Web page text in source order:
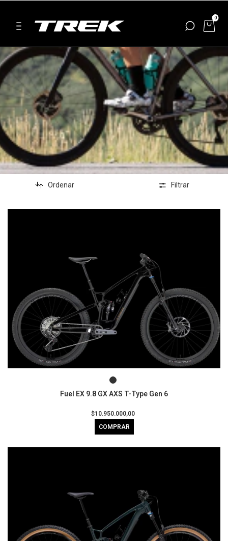
0
Ordenar Filtrar
Fuel EX 9.8 GX AXS T-Type Gen 6
$10.950.000,00
COMPRAR